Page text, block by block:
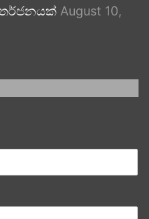
August 10,